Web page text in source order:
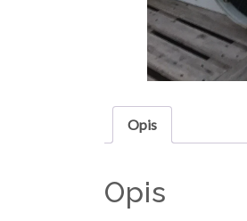
Opis
Opis